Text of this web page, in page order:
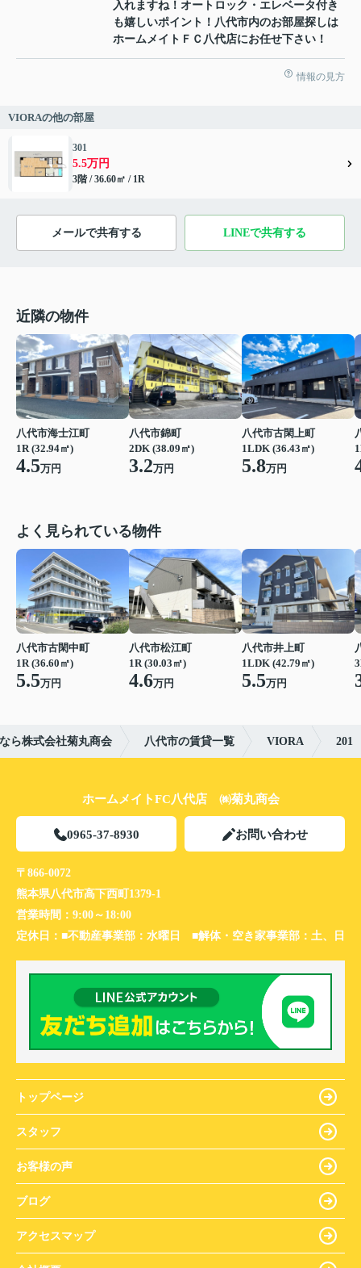
入れますね！オートロック・エレベータ付き
も嬉しいポイント！八代市内のお部屋探しは
ホームメイトＦＣ八代店にお任せ下さい！
情報の見方
VIORAの他の部屋
301
5.5万円
3階 / 36.60㎡ / 1R
メールで共有する LINEで共有する
近隣の物件
八代市海士江町
1R (32.94㎡)
4.5万円
八代市錦町
2DK (38.09㎡)
3.2万円
八代市古閑上町
1LDK (36.43㎡)
5.8万円
よく見られている物件
八代市古閑中町
1R (36.60㎡)
5.5万円
八代市松江町
1R (30.03㎡)
4.6万円
八代市井上町
1LDK (42.79㎡)
5.5万円
ら株式会社菊丸商会 八代市の賃貸一覧 VIORA 201
ホームメイトFC八代店 ㈱菊丸商会
0965-37-8930 お問い合わせ
〒866-0072
熊本県八代市高下西町1379-1
営業時間： 9:00～18:00
定休日： ■不動産事業部：水曜日 ■解体・空き家事業部：土、日
トップページ
スタッフ
お客様の声
ブログ
アクセスマップ